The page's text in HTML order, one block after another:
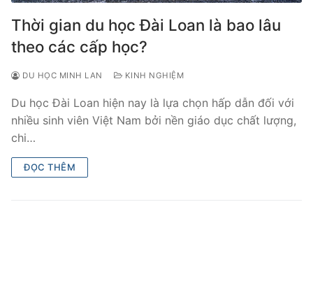
Thời gian du học Đài Loan là bao lâu
theo các cấp học?
DU HỌC MINH LAN KINH NGHIỆM
Du học Đài Loan hiện nay là lựa chọn hấp dẫn đối với
nhiều sinh viên Việt Nam bởi nền giáo dục chất lượng,
chi…
ĐỌC THÊM